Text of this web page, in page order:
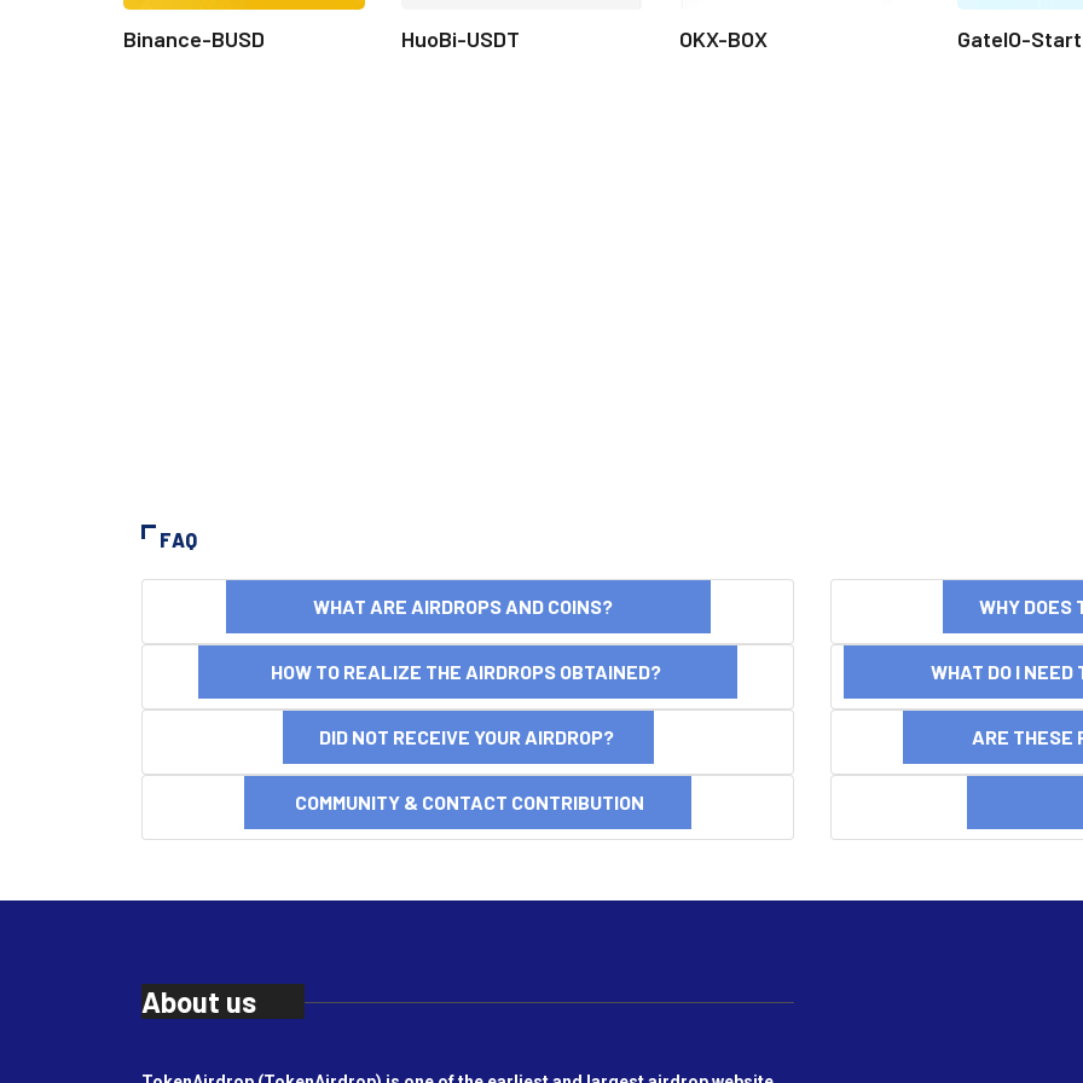
Binance-BUSD HuoBi-USDT OKX-BOX GateIO-
FAQ
WHAT ARE AIRDROPS AND COINS? WHY DOES
HOW TO REALIZE THE AIRDROPS OBTAINED? WHAT DO I NEED
DID NOT RECEIVE YOUR AIRDROP? ARE THESE
COMMUNITY & CONTACT CONTRIBUTION
About us